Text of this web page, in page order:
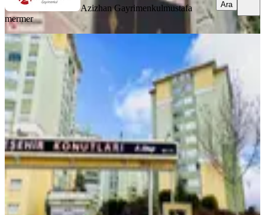
Azizhan Gayrimenkulmustafa
mermer
Ara
YENİ
Azizhandan Güvenlikli Site İçerisinde
Satılık 4+1 Daire
Selçuklu, Yazır Mahallesi
210 m²· Yüksek giriş·07.08.2026
6.600.000 ₺
Azizhan GayrimenkulAzizhan Gayrimenkul
Ara